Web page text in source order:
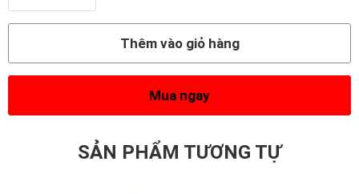
Thêm vào giỏ hàng
Mua ngay
SẢN PHẨM TƯƠNG TỰ